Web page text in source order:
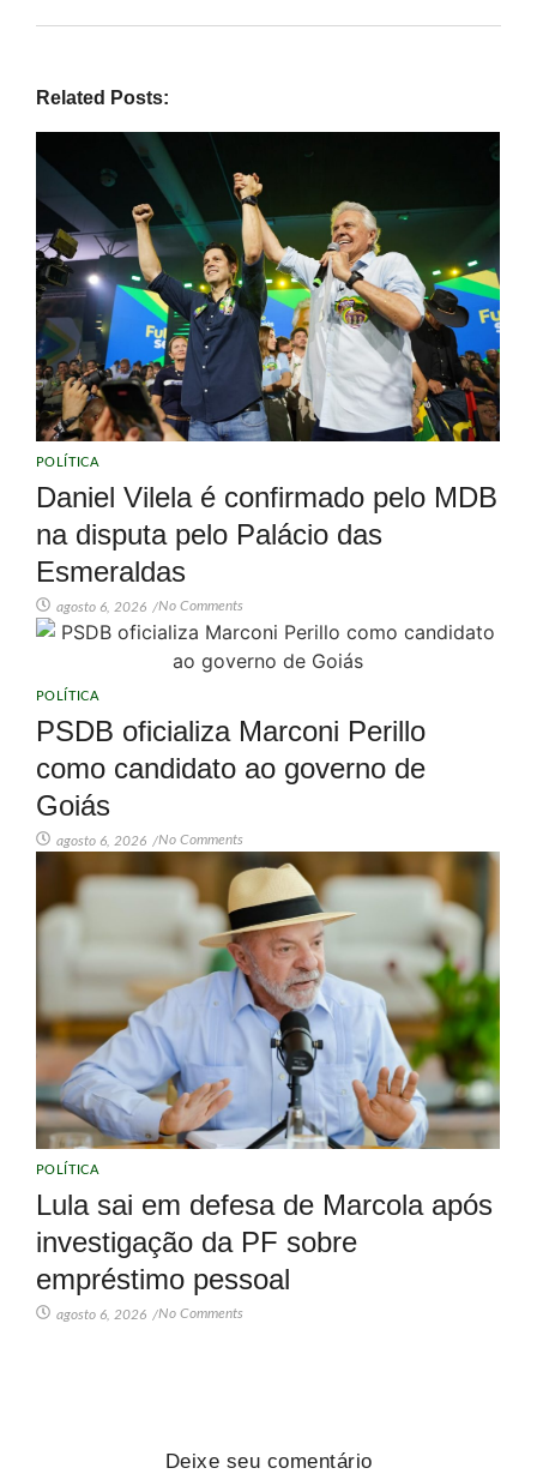
Related Posts:
POLÍTICA
Daniel Vilela é confirmado pelo MDB
na disputa pelo Palácio das
Esmeraldas
agosto 6, 2026 /No Comments
POLÍTICA
PSDB oficializa Marconi Perillo
como candidato ao governo de
Goiás
agosto 6, 2026 /No Comments
POLÍTICA
Lula sai em defesa de Marcola após
investigação da PF sobre
empréstimo pessoal
agosto 6, 2026 /No Comments
Deixe seu comentário